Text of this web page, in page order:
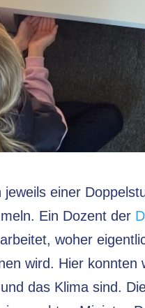
einer
Ein Dozent der
woher
wird. Hier
das Klima sind.